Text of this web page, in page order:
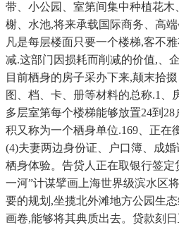
带、小公园、室第间集中种植花
榭、水池,将来承载国际商务、高
凡是每层楼面只要一个楼梯,客不
减.这部门因损耗而削减的价值,、
目前栖身的房子采办下来,颠末拾
图、档、卡、册等材料的总称.1、
多层室第每个楼梯能够放置24到
积又称为一个栖身单位.169、正在
(4)夫妻两边身份证、户口簿、成
栖身体验。告贷人正在取银行签定
一河”计谋擘画上海世界级滨水区
要的规划,坐揽北外滩地方公园生
画卷,能够将其典质出去。贷款刻